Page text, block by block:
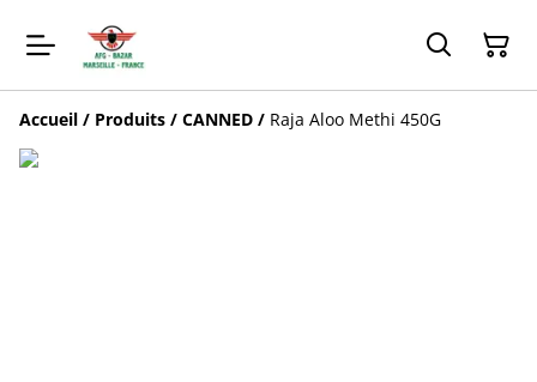
Accueil / Produits / CANNED / Raja Aloo Methi 450G